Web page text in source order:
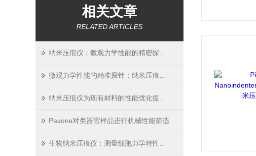
相关文章
RELATED ARTICLES
Pavone对类器官样品进行机械性能筛选